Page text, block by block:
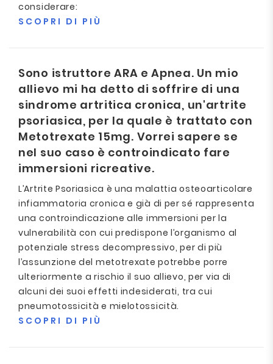
considerare:
SCOPRI DI PIÙ
Sono istruttore ARA e Apnea. Un mio
allievo mi ha detto di soffrire di una
sindrome artritica cronica, un'artrite
psoriasica, per la quale è trattato con
Metotrexate 15mg. Vorrei sapere se
nel suo caso è controindicato fare
immersioni ricreative.
L’Artrite Psoriasica è una malattia osteoarticolare
infiammatoria cronica e già di per sé rappresenta
una controindicazione alle immersioni per la
vulnerabilità con cui predispone l’organismo al
potenziale stress decompressivo, per di più
l’assunzione del metotrexate potrebbe porre
ulteriormente a rischio il suo allievo, per via di
alcuni dei suoi effetti indesiderati, tra cui
pneumotossicità e mielotossicità.
SCOPRI DI PIÙ